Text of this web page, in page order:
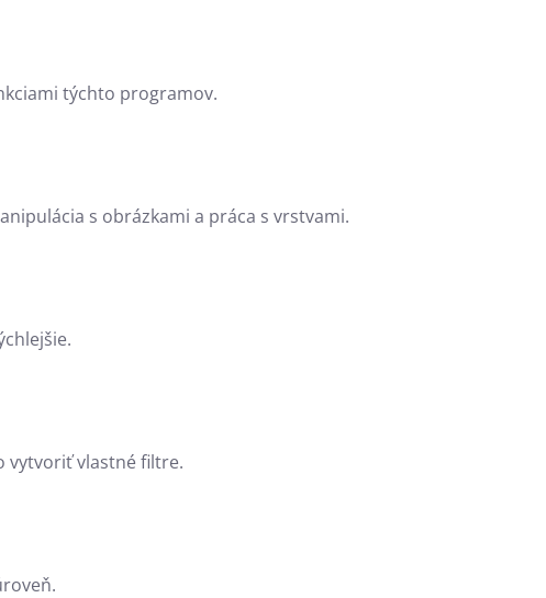
týchto programov.
s obrázkami a práca s vrstvami.
vytvoriť vlastné filtre.